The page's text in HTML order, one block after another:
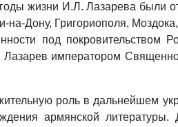
жизни И.Л. Лазарева были
Дону, Григориополя,
под покровительством
Лазарев императором
роль в дальнейшем
армянской литературы.